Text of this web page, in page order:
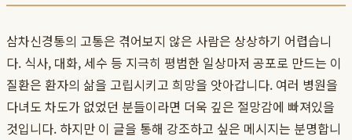
삼차신경통의 고통은 겪어보지 않은 사람은 상상하기 어렵습니
다. 식사, 대화, 세수 등 지극히 평범한 일상마저 공포로 만드는 이
질환은 환자의 삶을 고립시키고 희망을 앗아갑니다. 여러 병원을
다녀도 차도가 없었던 분들이라면 더욱 깊은 절망감에 빠져있을
것입니다. 하지만 이 글을 통해 강조하고 싶은 메시지는 분명합니